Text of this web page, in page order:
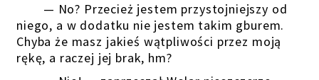
— No? Przecież jestem przystojniejszy od
niego, a w dodatku nie jestem takim gburem.
Chyba że masz jakieś wątpliwości przez moją
rękę, a raczej jej brak, hm?